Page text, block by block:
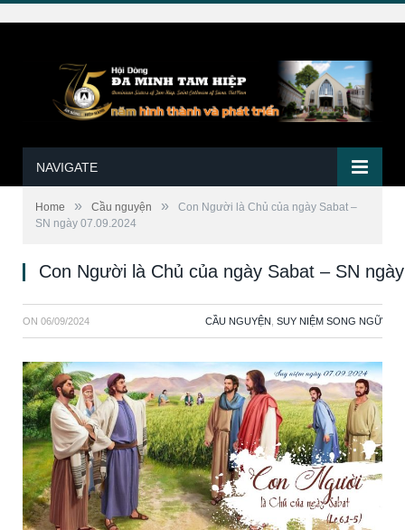
NAVIGATE
Home » Cầu nguyện »
Con Người là Chủ của ngày Sabat –
SN ngày 07.09.2024
Con Người là Chủ của ngày Sabat – SN
ON 06/09/2024 CẦU NGUYỆN SUY NIỆM SONG NGỮ